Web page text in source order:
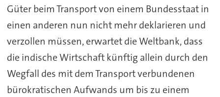
Güter beim Transport von einem Bundesstaat in
einen anderen nun nicht mehr deklarieren und
verzollen müssen, erwartet die Weltbank, dass
die indische Wirtschaft künftig allein durch den
Wegfall des mit dem Transport verbundenen
bürokratischen Aufwands um bis zu einem